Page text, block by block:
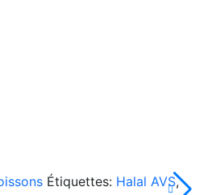
Étiquettes: Halal AVS,